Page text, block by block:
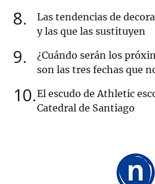
8
Las tendencias de
y las que las sustituyen
9
¿Cuándo serán los
son las tres fechas que
10 El escudo de Athletic
Catedral de Santiago